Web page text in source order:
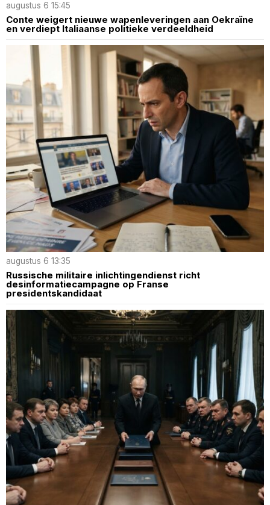
augustus 6 15:45
Conte weigert nieuwe wapenleveringen aan Oekraïne
en verdiept Italiaanse politieke verdeeldheid
augustus 6 13:35
Russische militaire inlichtingendienst richt
desinformatiecampagne op Franse
presidentskandidaat